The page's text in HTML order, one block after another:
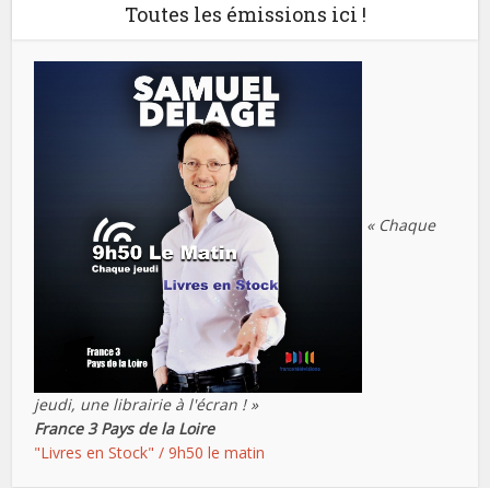
Toutes les émissions ici !
« Chaque
jeudi, une librairie à l'écran ! »
France 3 Pays de la Loire
"Livres en Stock" / 9h50 le matin